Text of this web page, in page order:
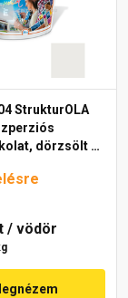
StrukturOLA
dörzsölt 2
/ vödör